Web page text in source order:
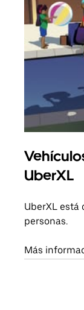
UberXL
UberXL está
personas.
Más